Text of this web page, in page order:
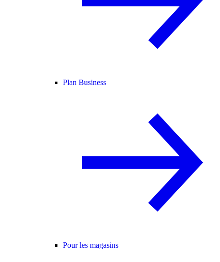
Plan Business
Pour les magasins